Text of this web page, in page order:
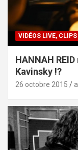
VIDÉOS LIVE, CLIPS
HANNAH
Kavinsky !?
26 octobre 2015